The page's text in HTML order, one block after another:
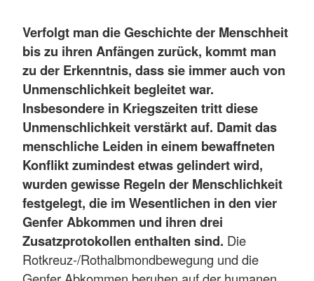
Verfolgt man die Geschichte der Menschheit
bis zu ihren Anfängen zurück, kommt man
zu der Erkenntnis, dass sie immer auch von
Unmenschlichkeit begleitet war.
Insbesondere in Kriegszeiten tritt diese
Unmenschlichkeit verstärkt auf. Damit das
menschliche Leiden in einem bewaffneten
Konflikt zumindest etwas gelindert wird,
wurden gewisse Regeln der Menschlichkeit
festgelegt, die im Wesentlichen in den vier
Genfer Abkommen und ihren drei
Zusatzprotokollen enthalten sind. Die
Rotkreuz-/Rothalbmondbewegung und die